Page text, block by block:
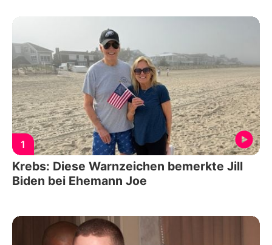
1
Krebs: Diese Warnzeichen bemerkte Jill
Biden bei Ehemann Joe